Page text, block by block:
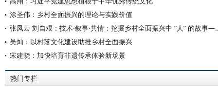
涂圣伟：乡村全面振兴的理论与实践价值
张凤云 刘自艰：技术·叙事·共情
吴灿：以村落文化建设助推乡村全面振兴
宋建晓：加快培育非遗传承体验新场景
热门专栏